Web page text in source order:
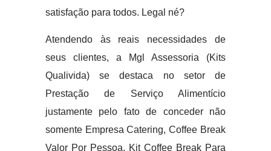
satisfação para todos. Legal né?
Atendendo às reais necessidades de
seus clientes, a Mgl Assessoria (Kits
Qualivida) se destaca no setor de
Prestação de Serviço Alimentício
justamente pelo fato de conceder não
somente Empresa Catering, Coffee Break
Valor Por Pessoa, Kit Coffee Break Para